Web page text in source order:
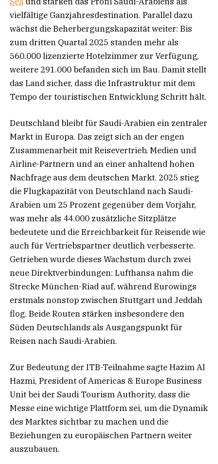
vielfältige Ganzjahresdestination. Parallel dazu
wächst die Beherbergungskapazität weiter: Bis
zum dritten Quartal 2025 standen mehr als
560.000 lizenzierte Hotelzimmer zur Verfügung,
weitere 291.000 befanden sich im Bau. Damit stellt
das Land sicher, dass die Infrastruktur mit dem
Tempo der touristischen Entwicklung Schritt hält.
Deutschland bleibt für Saudi-Arabien ein zentraler
Markt in Europa. Das zeigt sich an der engen
Zusammenarbeit mit Reisevertrieb, Medien und
Airline-Partnern und an einer anhaltend hohen
Nachfrage aus dem deutschen Markt. 2025 stieg
die Flugkapazität von Deutschland nach Saudi-
Arabien um 25 Prozent gegenüber dem Vorjahr,
was mehr als 44.000 zusätzliche Sitzplätze
bedeutete und die Erreichbarkeit für Reisende wie
auch für Vertriebspartner deutlich verbesserte.
Getrieben wurde dieses Wachstum durch zwei
neue Direktverbindungen: Lufthansa nahm die
Strecke München-Riad auf, während Eurowings
erstmals nonstop zwischen Stuttgart und Jeddah
flog. Beide Routen stärken insbesondere den
Süden Deutschlands als Ausgangspunkt für
Reisen nach Saudi-Arabien.
Zur Bedeutung der ITB-Teilnahme sagte Hazim Al
Hazmi, President of Americas & Europe Business
Unit bei der Saudi Tourism Authority, dass die
Messe eine wichtige Plattform sei, um die Dynamik
des Marktes sichtbar zu machen und die
Beziehungen zu europäischen Partnern weiter
auszubauen.